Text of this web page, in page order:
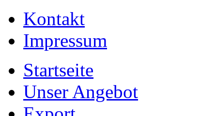
Kontakt
Impressum
Startseite
Unser Angebot